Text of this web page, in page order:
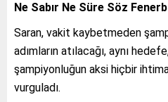
Ne Sabır Ne Süre Söz
Saran, vakit kaybetmeden
adımların atılacağı, aynı
şampiyonluğun aksi hiçbir
vurguladı.